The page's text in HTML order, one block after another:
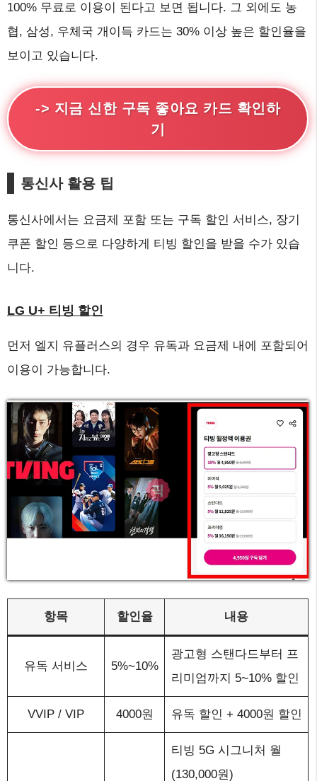
100% 무료로 이용이 된다고 보면 됩니다. 그 외에도 농
협, 삼성, 우체국 개이득 카드는 30% 이상 높은 할인율을
보이고 있습니다.
-> 지금 신한 구독 좋아요 카드 확인하
기
통신사 활용 팁
통신사에서는 요금제 포함 또는 구독 할인 서비스, 장기
쿠폰 할인 등으로 다양하게 티빙 할인을 받을 수가 있습
니다.
LG U+ 티빙 할인
먼저 엘지 유플러스의 경우 유독과 요금제 내에 포함되어
이용이 가능합니다.
항목 할인율 내용
유독 서비스 5%~10%
광고형 스탠다드부터 프
리미엄까지 5~10% 할인
VVIP / VIP 4000원 유독 할인 + 4000원 할인
티빙 5G 시그니처 월
(130,000원)